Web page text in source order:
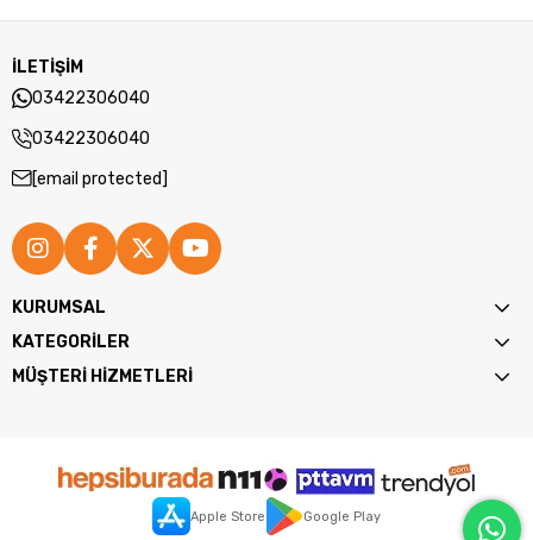
İLETİŞİM
03422306040
03422306040
[email protected]
KURUMSAL
KATEGORİLER
MÜŞTERİ HİZMETLERİ
Apple Store Google Play